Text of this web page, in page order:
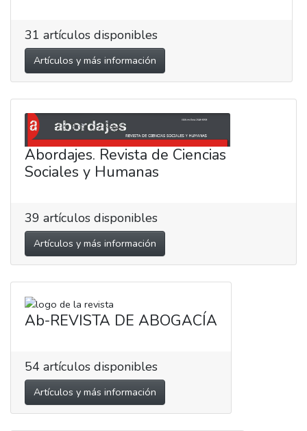
31 artículos disponibles
Artículos y más información
Abordajes. Revista de Ciencias
Sociales y Humanas
39 artículos disponibles
Artículos y más información
Ab-REVISTA DE ABOGACÍA
54 artículos disponibles
Artículos y más información